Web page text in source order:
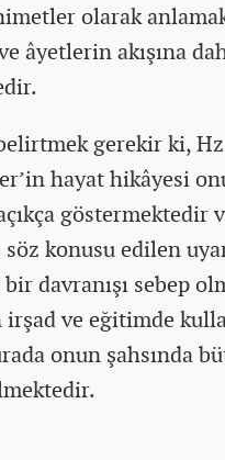
olarak
âyetlerin akışına
gerekir ki,
hayat hikâyesi
göstermektedir
konusu edilen
davranışı sebep
irşad ve eğitimde
onun şahsında